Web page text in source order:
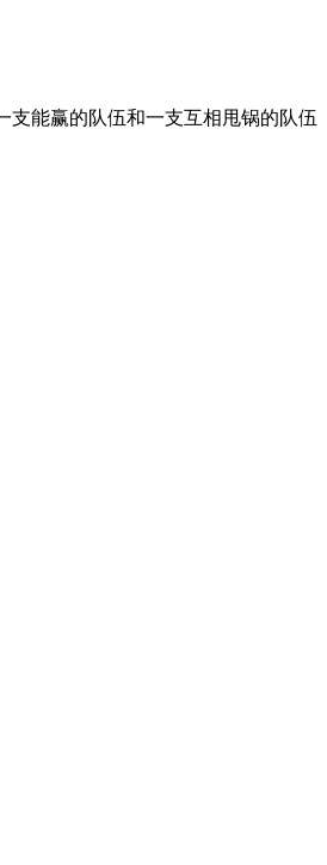
能赢的队伍和一支互相甩锅的队伍